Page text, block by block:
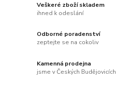
Veškeré zboží skladem
ihned k odeslání
Odborné poradenství
zeptejte se na cokoliv
Kamenná prodejna
jsme v Českých Budějovicích